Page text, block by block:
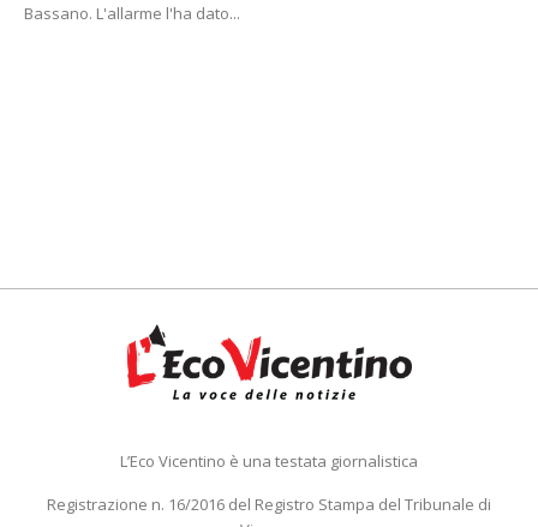
Bassano. L'allarme l'ha dato...
L’Eco Vicentino è una testata giornalistica
Registrazione n. 16/2016 del Registro Stampa del Tribunale di